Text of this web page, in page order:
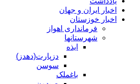
اخبار ایران و جهان
اخبار خوزستان
فرمانداری اهواز
شهرستانها
ایذه
دزپارت(دهدز)
سوسن
باغملک